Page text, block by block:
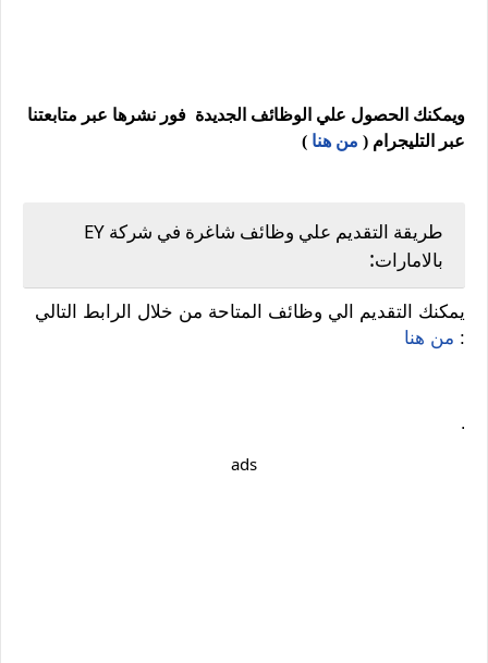
ويمكنك الحصول علي الوظائف الجديدة فور نشرها عبر متابعتنا
عبر التليجرام ( من هنا )
طريقة التقديم علي وظائف شاغرة في شركة EY
بالامارات:
يمكنك التقديم الي وظائف المتاحة من خلال الرابط التالي
: من هنا
.
ads